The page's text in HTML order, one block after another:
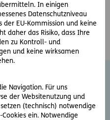
In einigen
Datenschutzniveau
der EU-Kommission und keine
daher das Risiko, dass Ihre
zu Kontroll- und
und keine wirksamen
Navigation. Für uns
der Websitenutzung und
(technisch) notwendige
ein. Notwendige